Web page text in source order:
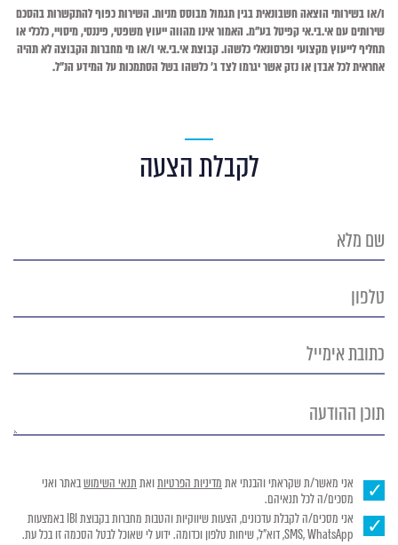
ו/או בשירותי הוצאה חשבונאית בגין תגמול מבוסס מניות. השירות כפוף להתקשרות בהסכם
שירותים עם אי.בי.אי קפיטל בע"מ. האמור אינו מהווה ייעוץ משפטי, פיננסי, מיסויי, כלכלי או
תחליף לייעוץ מקצועי ופרסונאלי כלשהו. קבוצת אי.בי.אי ו/או מי מחברות הקבוצה לא תהיה
אחראית לכל אבדן או נזק אשר יגרמו לצד ג' כלשהו בשל הסתמכות על המידע הנ"ל.
לקבלת הצעה
שם
מלא
טלפון
כתובת
אימייל
תוכן
ההודעה
אני מאשר/ת שקראתי והבנתי את מדיניות הפרטיותואת תנאי השימושבאתר ואני
מסכים/ה לכל תנאיהם.
אני מסכים/ה לקבלת עדכונים, הצעות שיווקיות והטבות מחברות בקבוצת IBI באמצעות
SMS, WhatsApp, דוא"ל, שיחות טלפון וכדומה. ידוע לי שאוכל לבטל הסכמה זו בכל עת.